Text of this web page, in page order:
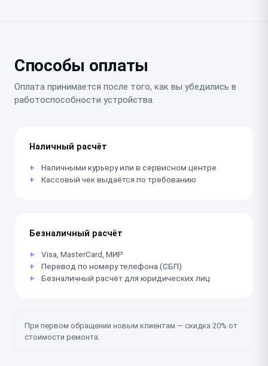
Способы оплаты
Оплата принимается после того, как вы убедились в
работоспособности устройства.
Наличный расчёт
Наличными курьеру или в сервисном центре
Кассовый чек выдаётся по требованию
Безналичный расчёт
Visa, MasterCard, МИР
Перевод по номеру телефона (СБП)
Безналичный расчёт для юридических лиц
При первом обращении новым клиентам — скидка 20% от
стоимости ремонта.